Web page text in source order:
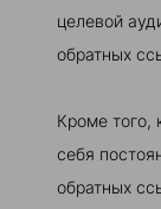
целевой
обратных
Кроме того,
себя
обратных